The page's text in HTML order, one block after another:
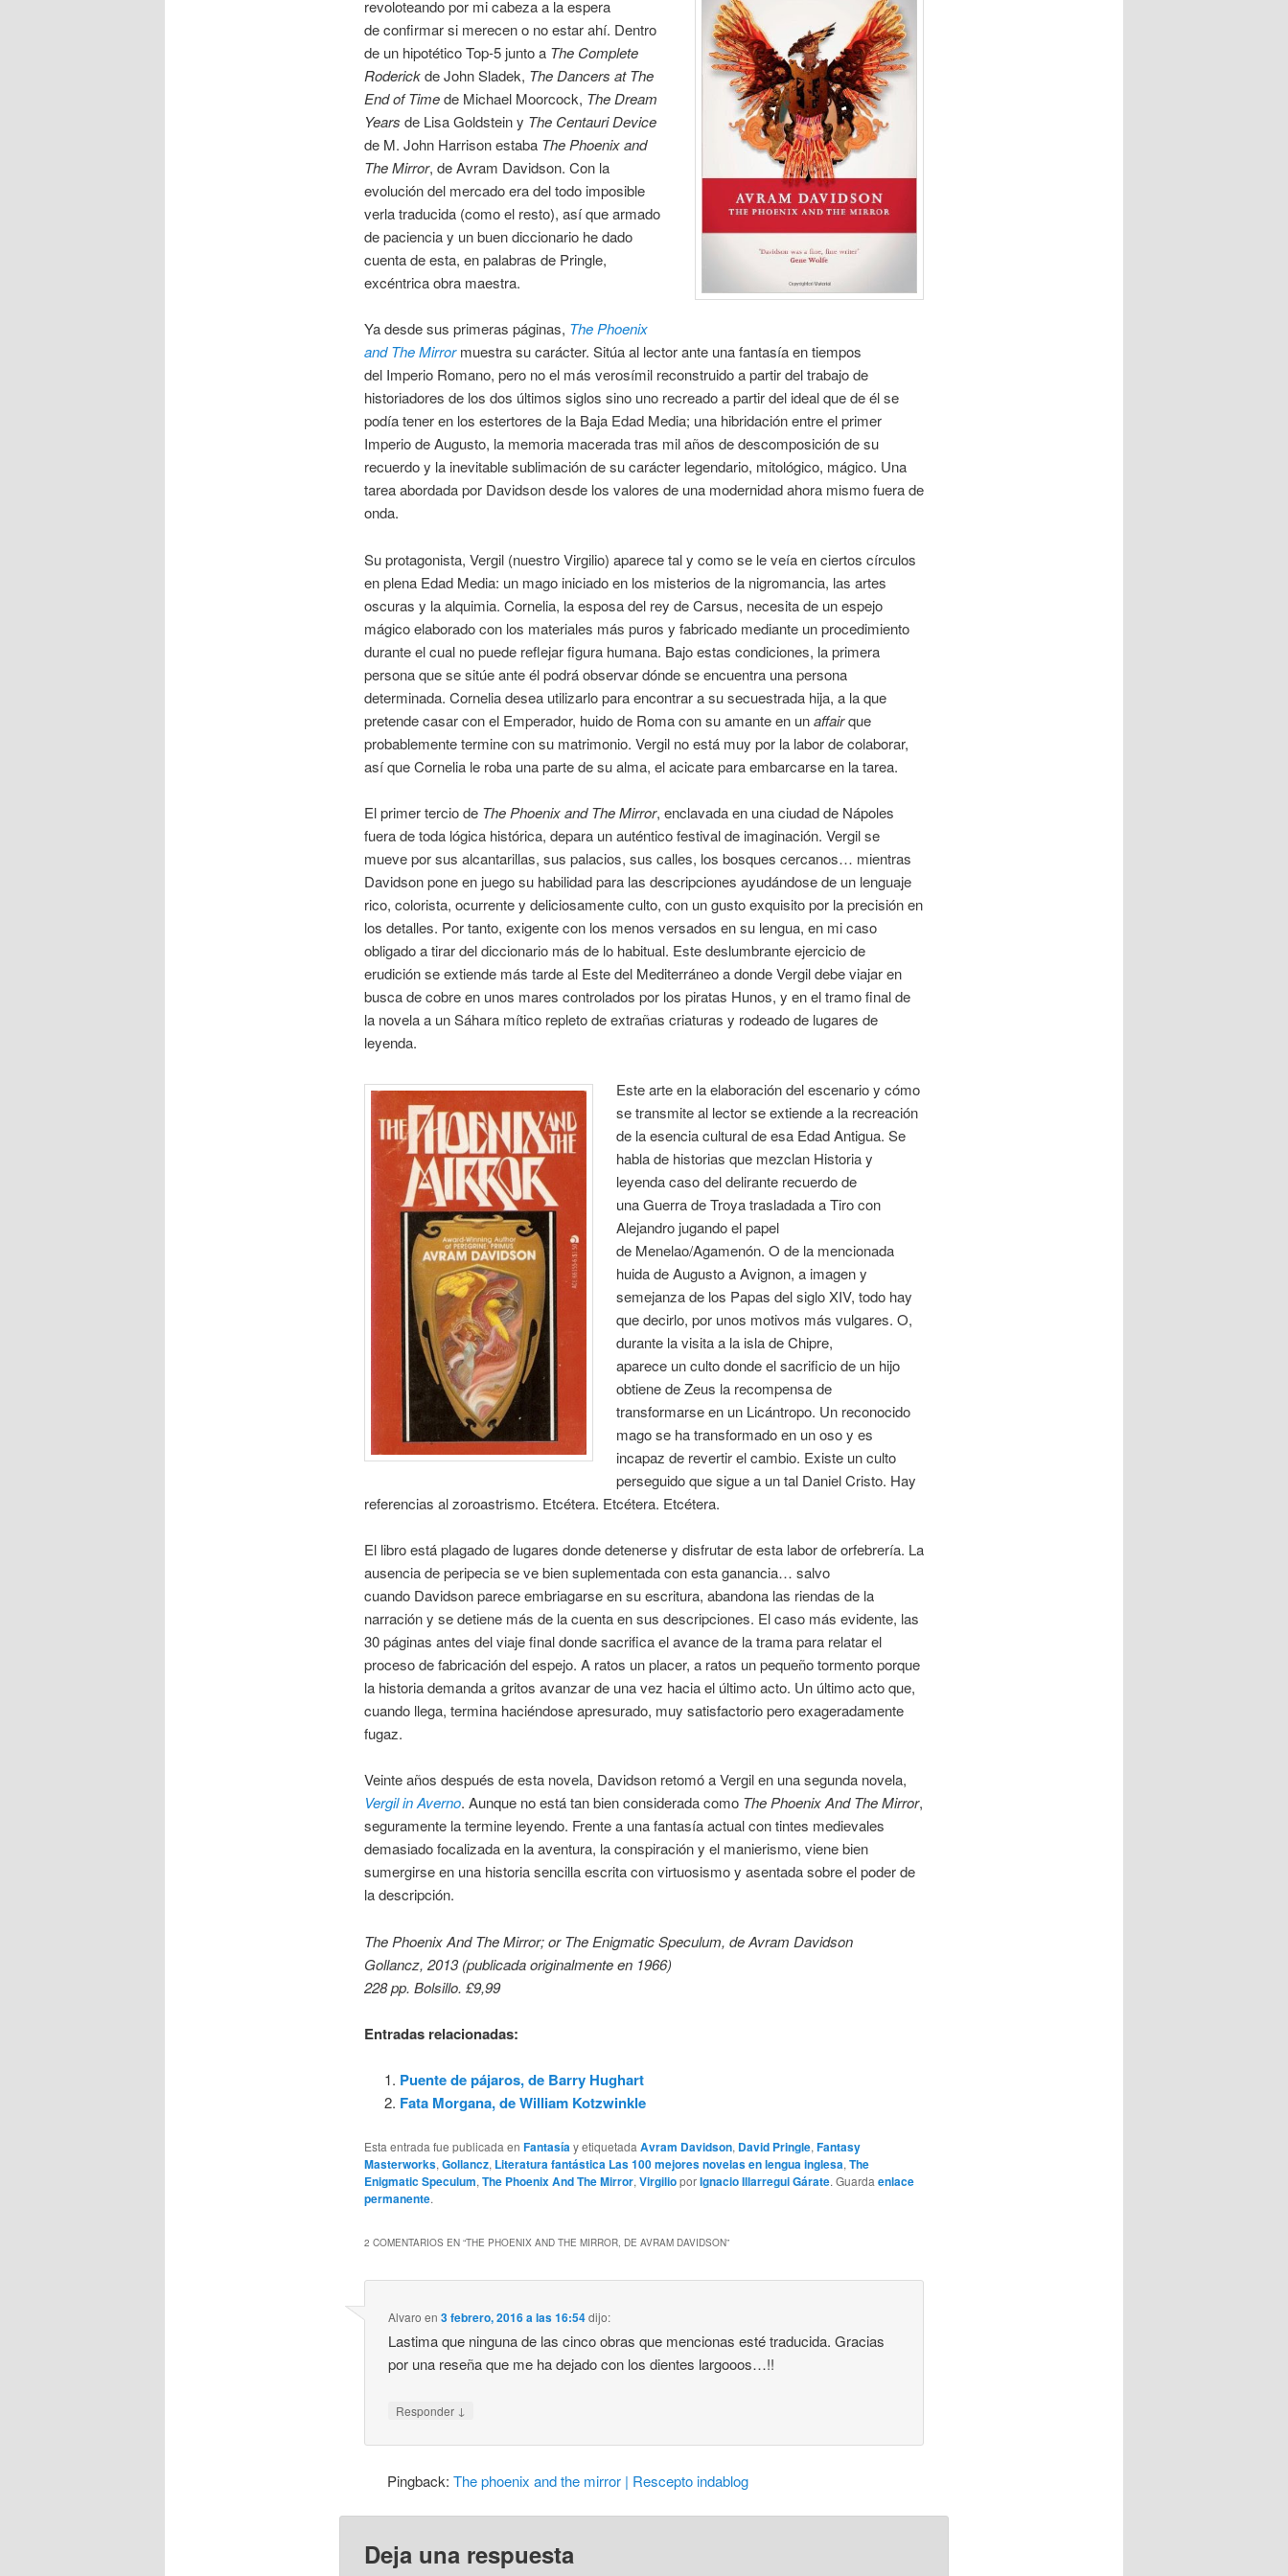
revoloteando por mi cabeza a la espera
de confirmar si merecen o no estar ahí. Dentro
de un hipotético Top-5 junto a The Complete
Roderickde John Sladek, The Dancers at The
End of Timede Michael Moorcock, The Dream
Years de Lisa Goldstein y The Centauri Device
de M. John Harrison estaba The Phoenix and
The Mirror, de Avram Davidson. Con la
evolución del mercado era del todo imposible
verla traducida (como el resto), así que armado
de paciencia y un buen diccionario he dado
cuenta de esta, en palabras de Pringle,
excéntrica obra maestra.
Ya desde sus primeras páginas, The Phoenix
and The Mirrormuestra su carácter. Sitúa al lector ante una fantasía en tiempos
del Imperio Romano, pero no el más verosímil reconstruido a partir del trabajo de
historiadores de los dos últimos siglos sino uno recreado a partir del ideal que de él se
podía tener en los estertores de la Baja Edad Media; una hibridación entre el primer
Imperio de Augusto, la memoria macerada tras mil años de descomposición de su
recuerdo y la inevitable sublimación de su carácter legendario, mitológico, mágico. Una
tarea abordada por Davidson desde los valores de una modernidad ahora mismo fuera de
onda.
Su protagonista, Vergil (nuestro Virgilio) aparece tal y como se le veía en ciertos círculos
en plena Edad Media: un mago iniciado en los misterios de la nigromancia, las artes
oscuras y la alquimia. Cornelia, la esposa del rey de Carsus, necesita de un espejo
mágico elaborado con los materiales más puros y fabricado mediante un procedimiento
durante el cual no puede reflejar figura humana. Bajo estas condiciones, la primera
persona que se sitúe ante él podrá observar dónde se encuentra una persona
determinada. Cornelia desea utilizarlo para encontrar a su secuestrada hija, a la que
pretende casar con el Emperador, huido de Roma con su amante en unaffairque
probablemente termine con su matrimonio. Vergil no está muy por la labor de colaborar,
así que Cornelia le roba una parte de su alma, el acicate para embarcarse en la tarea.
El primer tercio de The Phoenix and The Mirror, enclavada en una ciudad de Nápoles
fuera de toda lógica histórica, depara un auténtico festival de imaginación. Vergil se
mueve por sus alcantarillas, sus palacios, sus calles, los bosques cercanos… mientras
Davidson pone en juego su habilidad para las descripciones ayudándose de un lenguaje
rico, colorista, ocurrente y deliciosamente culto, con un gusto exquisito por la precisión en
los detalles. Por tanto, exigente con los menos versados en su lengua, en mi caso
obligado a tirar del diccionario más de lo habitual. Este deslumbrante ejercicio de
erudición se extiende más tarde al Este del Mediterráneo a donde Vergil debe viajar en
busca de cobre en unos mares controlados por los piratas Hunos, y en el tramo final de
la novela a un Sáhara mítico repleto de extrañas criaturas y rodeado de lugares de
leyenda.
Este arte en la elaboración del escenario y cómo
se transmite al lector se extiende a la recreación
de la esencia cultural de esa Edad Antigua. Se
habla de historias que mezclan Historia y
leyenda caso del delirante recuerdo de
una Guerra de Troya trasladada a Tiro con
Alejandro jugando el papel
de Menelao/Agamenón. O de la mencionada
huida de Augusto a Avignon, a imagen y
semejanza de los Papas del siglo XIV, todo hay
que decirlo, por unos motivos más vulgares. O,
durante la visita a la isla de Chipre,
aparece un culto donde el sacrificio de un hijo
obtiene de Zeus la recompensa de
transformarse en un Licántropo. Un reconocido
mago se ha transformado en un oso y es
incapaz de revertir el cambio. Existe un culto
perseguido que sigue a un tal Daniel Cristo. Hay
referencias al zoroastrismo. Etcétera. Etcétera. Etcétera.
El libro está plagado de lugares donde detenerse y disfrutar de esta labor de orfebrería. La
ausencia de peripecia se ve bien suplementada con esta ganancia… salvo
cuando Davidson parece embriagarse en su escritura, abandona las riendas de la
narración y se detiene más de la cuenta en sus descripciones. El caso más evidente, las
30 páginas antes del viaje final donde sacrifica el avance de la trama para relatar el
proceso de fabricación del espejo. A ratos un placer, a ratos un pequeño tormento porque
la historia demanda a gritos avanzar de una vez hacia el último acto. Un último acto que,
cuando llega, termina haciéndose apresurado, muy satisfactorio pero exageradamente
fugaz.
Veinte años después de esta novela, Davidson retomó a Vergil en una segunda novela,
Vergil in Averno. Aunque no está tan bien considerada como The Phoenix And The Mirror,
seguramente la termine leyendo. Frente a una fantasía actual con tintes medievales
demasiado focalizada en la aventura, la conspiración y el manierismo, viene bien
sumergirse en una historia sencilla escrita con virtuosismo y asentada sobre el poder de
la descripción.
The Phoenix And The Mirror; or The Enigmatic Speculum, de Avram Davidson
Gollancz, 2013 (publicada originalmente en 1966)
228 pp. Bolsillo. £9,99
Entradas relacionadas:
Puente de pájaros, de Barry Hughart
Fata Morgana, de William Kotzwinkle
Esta entrada fue publicada en Fantasíay etiquetada Avram Davidson, David Pringle, Fantasy
Masterworks, Gollancz, Literatura fantástica Las 100 mejores novelas en lengua inglesa, The
Enigmatic Speculum, The Phoenix And The Mirror, VirgilioporIgnacio Illarregui Gárate. Guarda enlace
permanente.
2 COMENTARIOS EN “THE PHOENIX AND THE MIRROR, DE AVRAM DAVIDSON”
Alvaro en3 febrero, 2016 a las 16:54dijo:
Lastima que ninguna de las cinco obras que mencionas esté traducida. Gracias
por una reseña que me ha dejado con los dientes largooos…!!
Responder ↓
Pingback:The phoenix and the mirror | Rescepto indablog
Deja una respuesta